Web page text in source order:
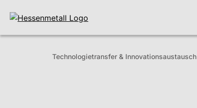
Technologie­transfer & Innovations­austausch